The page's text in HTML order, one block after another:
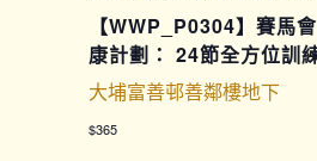
【WWP_P0304】賽馬
康計劃： 24節全方位訓
大埔富善邨善鄰樓地下
$365